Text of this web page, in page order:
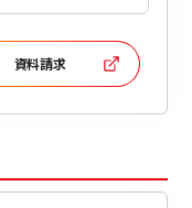
資料請求